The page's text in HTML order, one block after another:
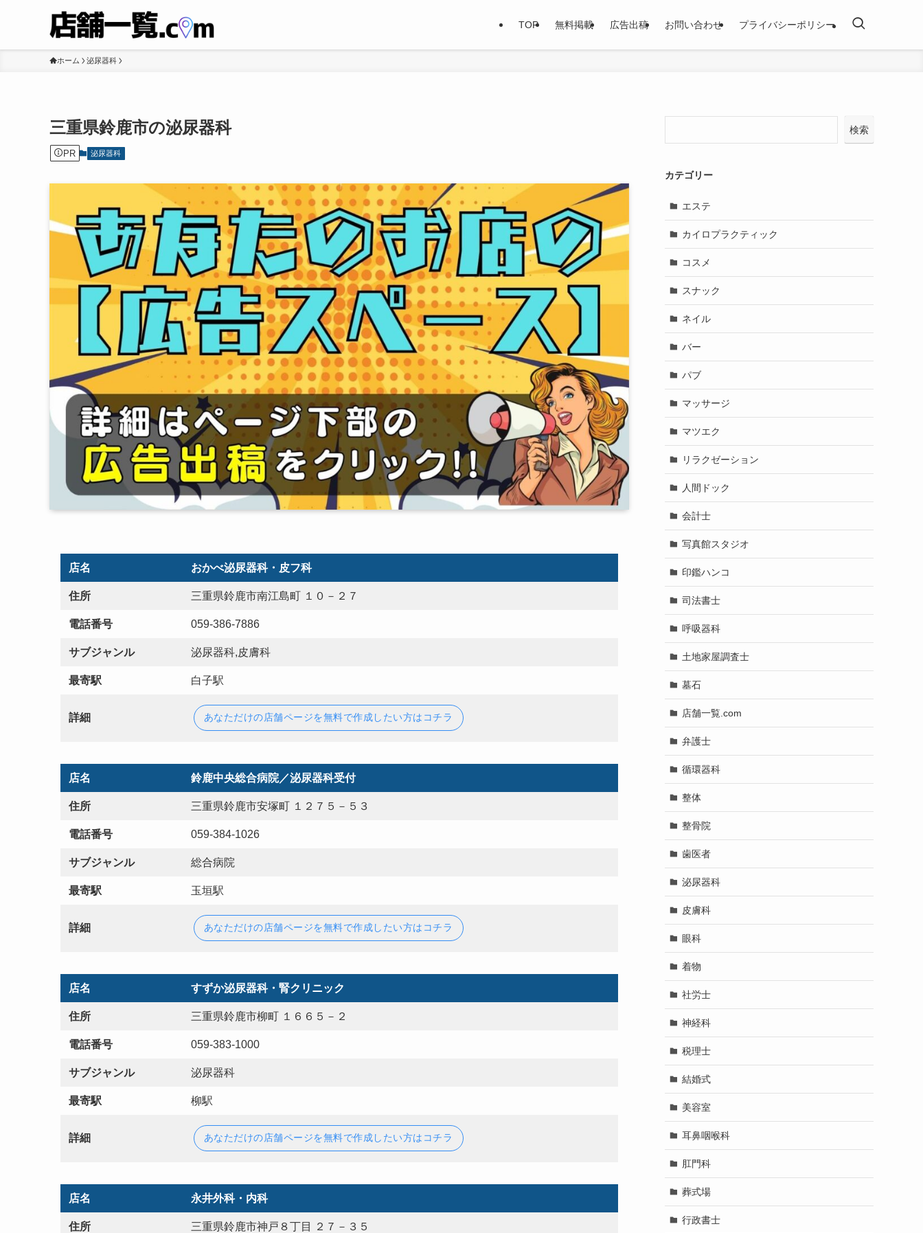
TOP 無料掲載 広告出稿 お問い合わせ プライバシーポリシー
ホーム 泌尿器科
三重県鈴鹿市の泌尿器科
PR 泌尿器科
店名 おかべ泌尿器科・皮フ科
住所 三重県鈴鹿市南江島町 １０－２７
電話番号 059-386-7886
サブジャンル 泌尿器科,皮膚科
最寄駅 白子駅
詳細 あなただけの店舗ページを無料で作成したい方はコチラ
店名 鈴鹿中央総合病院／泌尿器科受付
住所 三重県鈴鹿市安塚町 １２７５－５３
電話番号 059-384-1026
サブジャンル 総合病院
最寄駅 玉垣駅
詳細 あなただけの店舗ページを無料で作成したい方はコチラ
店名 すずか泌尿器科・腎クリニック
住所 三重県鈴鹿市柳町 １６６５－２
電話番号 059-383-1000
サブジャンル 泌尿器科
最寄駅 柳駅
詳細 あなただけの店舗ページを無料で作成したい方はコチラ
店名 永井外科・内科
住所 三重県鈴鹿市神戸８丁目 ２７－３５
検索
カテゴリー
エステ
カイロプラクティック
コスメ
スナック
ネイル
バー
パブ
マッサージ
マツエク
リラクゼーション
人間ドック
会計士
写真館スタジオ
印鑑ハンコ
司法書士
呼吸器科
土地家屋調査士
墓石
店舗一覧.com
弁護士
循環器科
整体
整骨院
歯医者
泌尿器科
皮膚科
眼科
着物
社労士
神経科
税理士
結婚式
美容室
耳鼻咽喉科
肛門科
葬式場
行政書士